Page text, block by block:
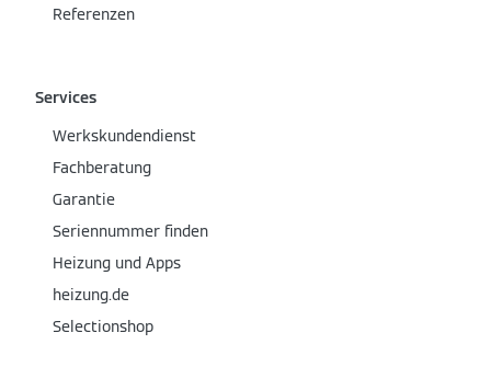
Referenzen
Services
Werkskundendienst
Fachberatung
Garantie
Seriennummer finden
Heizung und Apps
heizung.de
Selectionshop